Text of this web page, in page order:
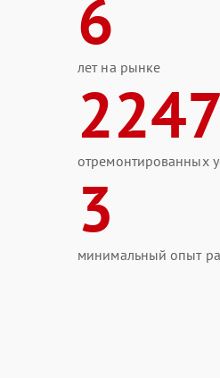
6
лет на рынке
2247
отремонтированных
3
минимальный опыт